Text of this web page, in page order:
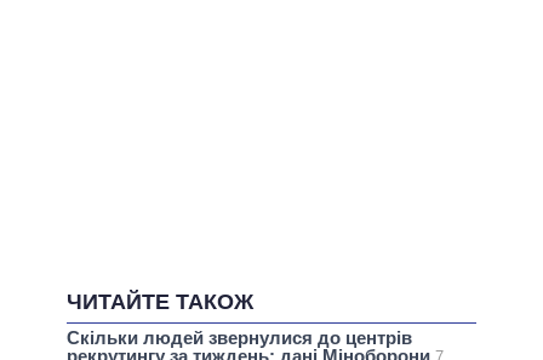
ЧИТАЙТЕ ТАКОЖ
Скільки людей звернулися до центрів